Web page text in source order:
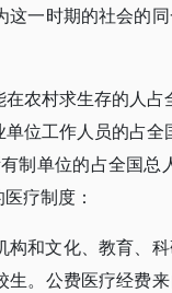
一时期的社会的
农村求生存的人占
位工作人员的占全
制单位的占全国总
疗制度：
和文化、教育、
。公费医疗经费